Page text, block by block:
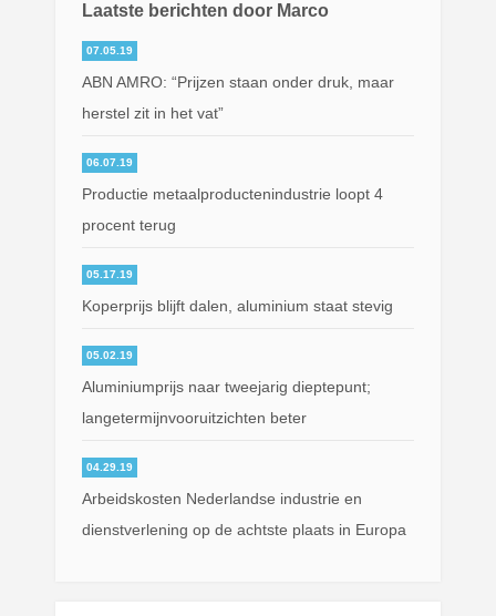
Laatste berichten door Marco
07.05.19
ABN AMRO: “Prijzen staan onder druk, maar
herstel zit in het vat”
06.07.19
Productie metaalproductenindustrie loopt 4
procent terug
05.17.19
Koperprijs blijft dalen, aluminium staat stevig
05.02.19
Aluminiumprijs naar tweejarig dieptepunt;
langetermijnvooruitzichten beter
04.29.19
Arbeidskosten Nederlandse industrie en
dienstverlening op de achtste plaats in Europa